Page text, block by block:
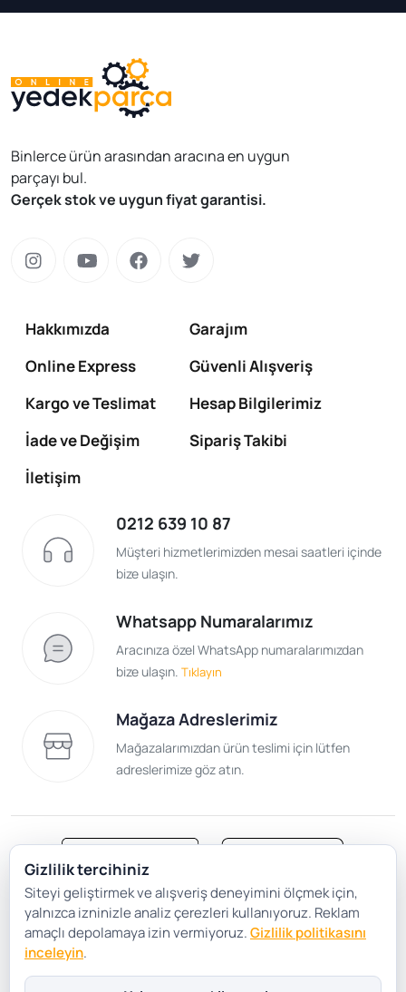
Binlerce ürün arasından aracına en uygun
parçayı bul.
Gerçek stok ve uygun fiyat garantisi.
Hakkımızda
Garajım
Online Express
Güvenli Alışveriş
Kargo ve Teslimat
Hesap Bilgilerimiz
İade ve Değişim
Sipariş Takibi
İletişim
0212 639 10 87
Müşteri hizmetlerimizden mesai saatleri içinde
bize ulaşın.
Whatsapp Numaralarımız
Aracınıza özel WhatsApp numaralarımızdan
bize ulaşın. Tıklayın
Mağaza Adreslerimiz
Mağazalarımızdan ürün teslimi için lütfen
adreslerimize göz atın.
Satış Sözleşmesi
Gizlilik ve Güvenlik
Gizlilik Politikası
Çerez Tercihleri
Gizlilik tercihiniz
Siteyi geliştirmek ve alışveriş deneyimini ölçmek için,
yalnızca izninizle analiz çerezleri kullanıyoruz. Reklam
amaçlı depolamaya izin vermiyoruz.Gizlilik politikasını
inceleyin.